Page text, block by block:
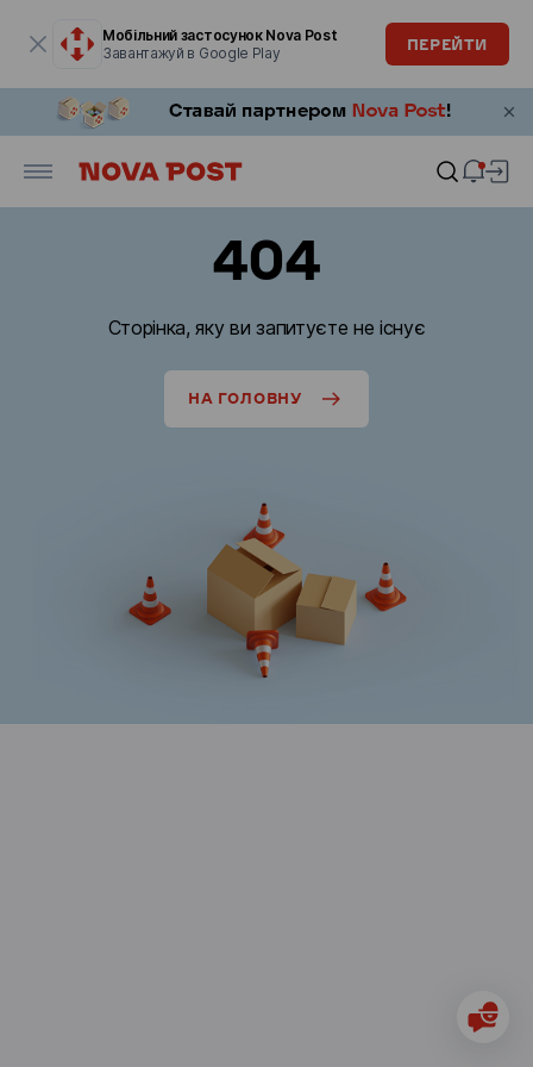
Мобільний застосунок Nova Post
Завантажуй в Google Play
ПЕРЕЙТИ
404
Сторінка, яку ви запитуєте не існує
НА ГОЛОВНУ